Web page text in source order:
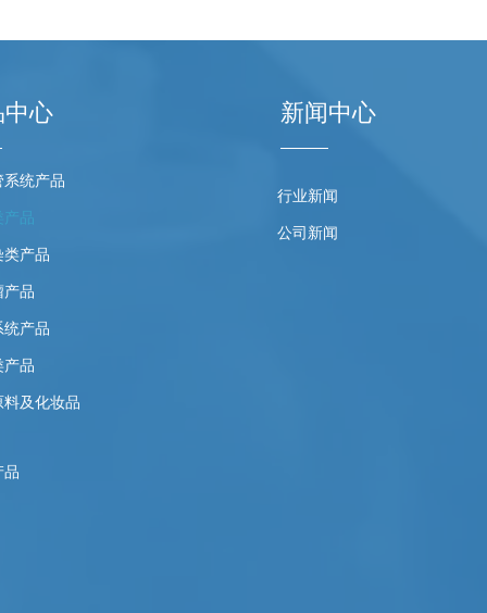
心
系统产品
产品
类产品
产品
统产品
产品
料及化妆品
品
行业新闻
公司新闻
新闻中心